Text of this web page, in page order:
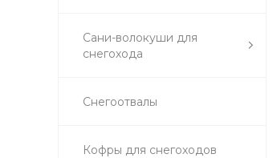
Сани-волокуши для
снегохода
Снегоотвалы
Кофры для снегоходов